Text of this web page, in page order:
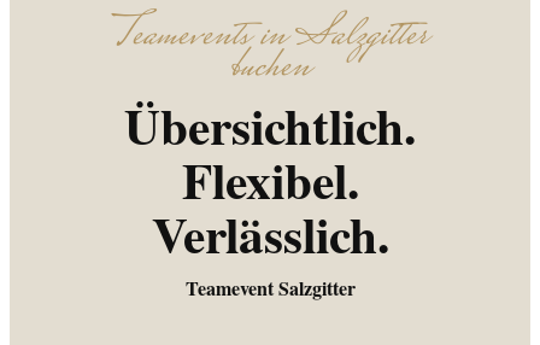
Teamevents in Salzgitter
buchen
Übersichtlich.
Flexibel.
Verlässlich.
Teamevent Salzgitter